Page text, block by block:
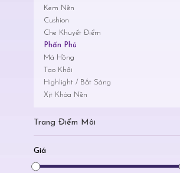
Kem Nền
Cushion
Che Khuyết Điểm
Phấn Phủ
Má Hồng
Tạo Khối
Highlight / Bắt Sáng
Xịt Khóa Nền
Trang Điểm Môi
Giá